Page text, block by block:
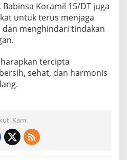
Koramil 15/DT juga
untuk terus menjaga
menghindari tindakan
tercipta
sehat, dan harmonis
Kami